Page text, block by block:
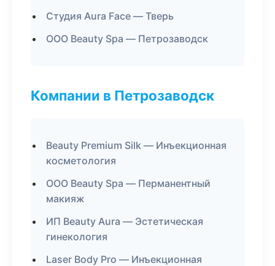
Студия Aura Face — Тверь
ООО Beauty Spa — Петрозаводск
Компании в Петрозаводск
Beauty Premium Silk — Инъекционная
косметология
ООО Beauty Spa — Перманентный
макияж
ИП Beauty Aura — Эстетическая
гинекология
Laser Body Pro — Инъекционная